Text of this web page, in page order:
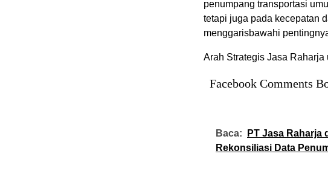
penumpang transportasi
tetapi juga pada kecepatan
menggarisbawahi
Arah Strategis Jasa
Facebook Comments
Baca:
PT Jasa Raharja
Rekonsiliasi Data